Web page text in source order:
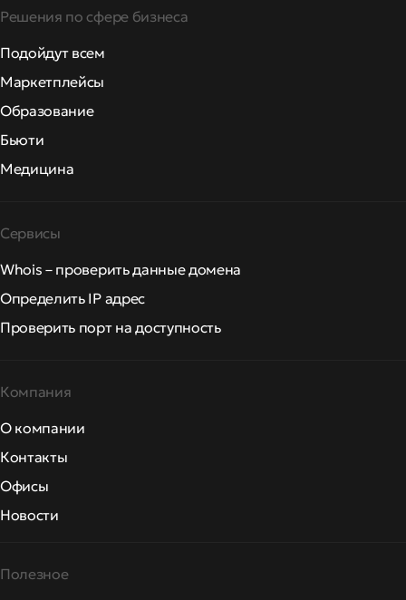
Решения по сфере бизнеса
Подойдут всем
Маркетплейсы
Образование
Бьюти
Медицина
Сервисы
Whois – проверить данные домена
Определить IP адрес
Проверить порт на доступность
Компания
О компании
Контакты
Офисы
Новости
Полезное